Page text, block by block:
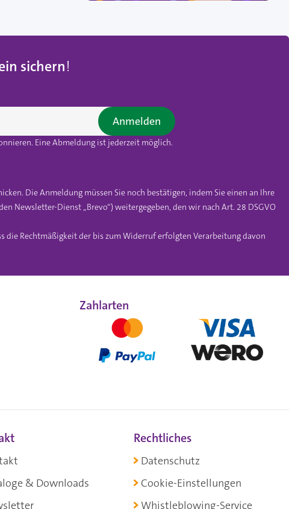
sichern!
Eine Abmeldung ist jederzeit möglich.
Anmelden
Die Anmeldung müssen Sie noch bestätigen, indem Sie einen an Ihre
Newsletter-Dienst „Brevo“) weitergegeben, den wir nach Art. 28 DSGVO
Rechtmäßigkeit der bis zum Widerruf erfolgten Verarbeitung davon
Zahlarten
& Downloads
Rechtliches
Datenschutz
Cookie-Einstellungen
Whistleblowing-Service